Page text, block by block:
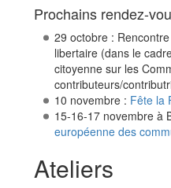
Prochains rendez-
29 octobre :
libertaire (dans le
citoyenne sur les
contributeurs/
10 novembre : Fête la
15-16-17 novembre à
européenne des
Ateliers